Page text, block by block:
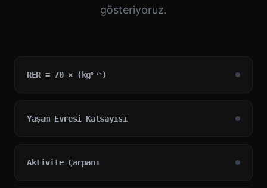
gösteriyoruz.
RER = 70 × (kg0.75)
Yaşam Evresi Katsayısı
Aktivite Çarpanı